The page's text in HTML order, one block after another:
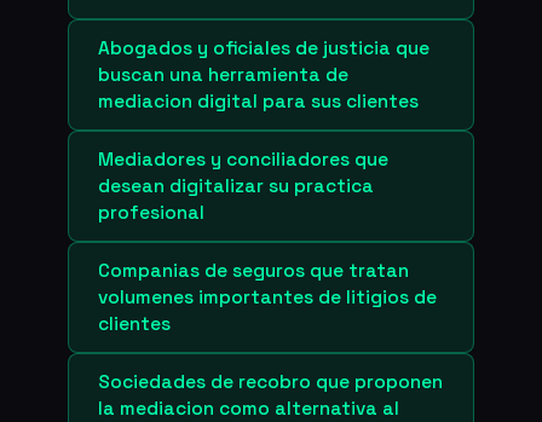
Abogados y oficiales de justicia que
buscan una herramienta de
mediacion digital para sus clientes
Mediadores y conciliadores que
desean digitalizar su practica
profesional
Companias de seguros que tratan
volumenes importantes de litigios de
clientes
Sociedades de recobro que proponen
la mediacion como alternativa al